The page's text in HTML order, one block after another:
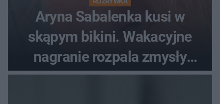
Aryna Sabalenka kusi w
skąpym bikini. Wakacyjne
nagranie rozpala zmysły
fanów